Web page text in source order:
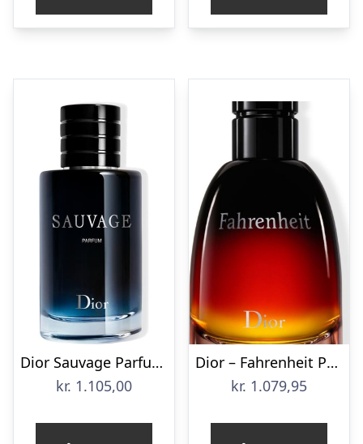
Dior Sauvage Parfum 60ml
kr. 1.105,00
Dior – Fahrenheit Parfum 75 Ml
kr. 1.079,95